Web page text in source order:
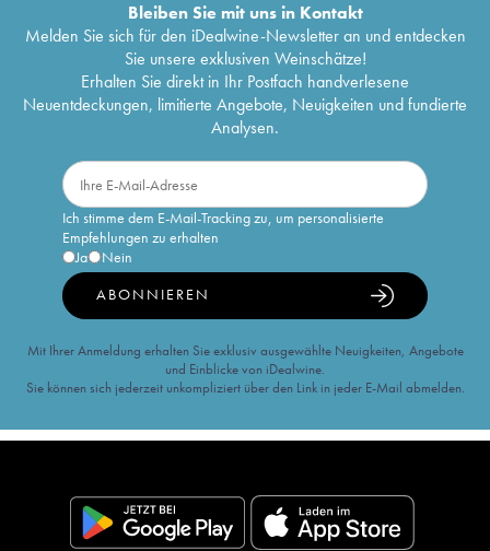
Bleiben Sie mit uns in Kontakt
Melden Sie sich für den iDealwine-Newsletter an und entdecken
Sie unsere exklusiven Weinschätze!
Erhalten Sie direkt in Ihr Postfach handverlesene
Neuentdeckungen, limitierte Angebote, Neuigkeiten und fundierte
Analysen.
Ich stimme dem E-Mail-Tracking zu, um personalisierte
Empfehlungen zu erhalten
Ja
Nein
ABONNIEREN
Mit Ihrer Anmeldung erhalten Sie exklusiv ausgewählte Neuigkeiten, Angebote
und Einblicke von iDealwine.
Sie können sich jederzeit unkompliziert über den Link in jeder E-Mail abmelden.